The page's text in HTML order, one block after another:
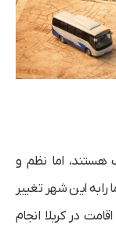
هستند، اما نظم و
را به این شهر تغییر
در کربلا انجام